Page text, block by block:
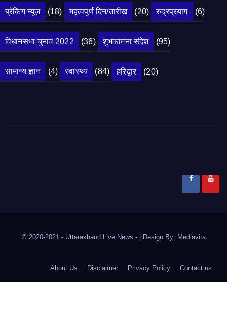
ब्रेकिंग न्यूज़ (18) महत्वपूर्ण दिन/तारीख (20) रुद्रप्रयाग (6)
विधानसभा चुनाव 2022 (36) शुभकामना संदेश (95)
सामान्य ज्ञान (4) स्वास्थ्य (84) हरिद्वार (20)
© 2020-2021 - Uttarakhand Live News - Design By: Mediavita
About Us Disclaimer Privacy Policy Contact us